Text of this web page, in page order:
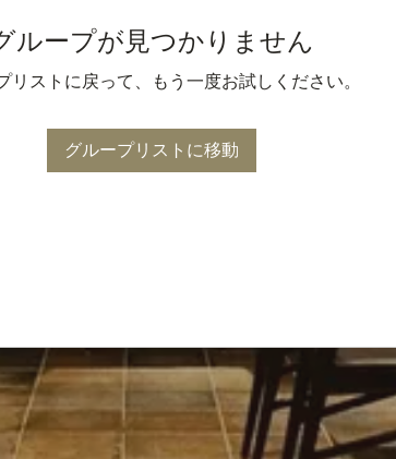
ループが見つかりません
リストに戻って、もう一度お試しください。
グループリストに移動